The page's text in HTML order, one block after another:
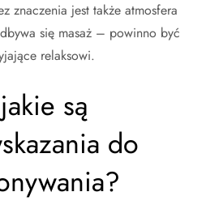
znaczenia jest także atmosfera
się masaż – powinno być
relaksowi.
są
do